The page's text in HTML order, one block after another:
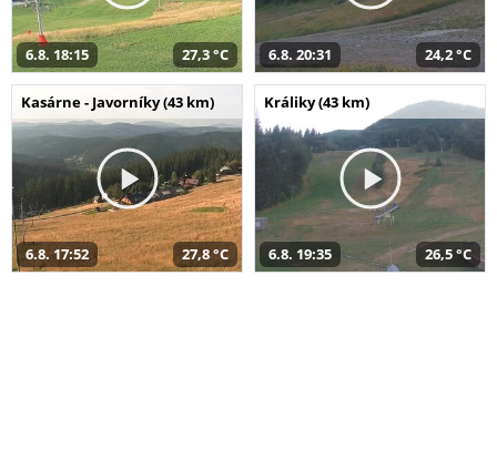
6.8. 18:15 27,3 °C 6.8. 20:31 24,2 °C
Kasárne - Javorníky (43 km)
6.8. 17:52 27,8 °C
Králiky (43 km)
6.8. 19:35 26,5 °C